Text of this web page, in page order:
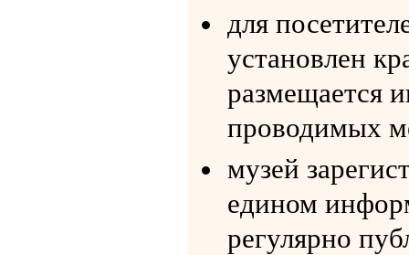
для
установлен
размещается
проводимых
музей
едином
регулярно